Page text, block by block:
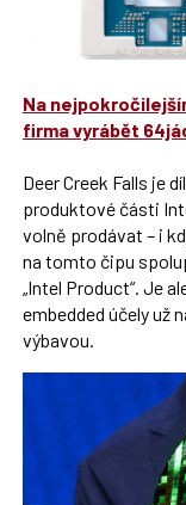
Na
firma vyrábět
Deer Creek Falls je
produktové části
volně prodávat – i
na tomto čipu
„Intel Product“. Je
embedded účely už
výbavou.